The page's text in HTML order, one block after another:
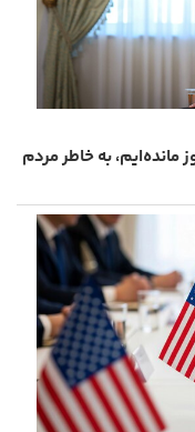
مانده‌ایم، به ‌خاطر مردم